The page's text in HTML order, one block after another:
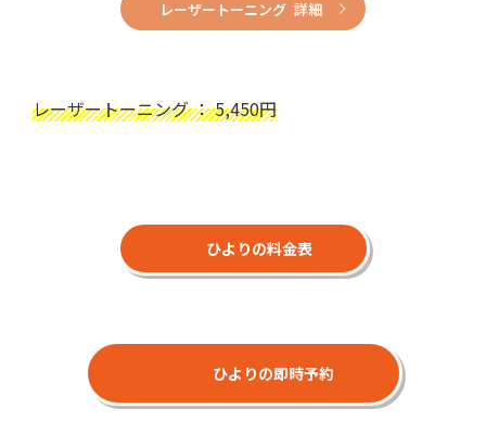
レーザートーニング 詳細
レーザートーニング ： 5,450円
ひよりの料金表
ひよりの即時予約